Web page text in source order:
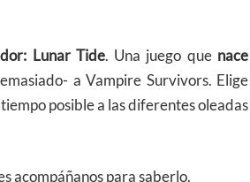
Lunar Tide. Una juego que nace
a Vampire Survivors. Elige
posible a las diferentes oleadas
acompáñanos para saberlo.